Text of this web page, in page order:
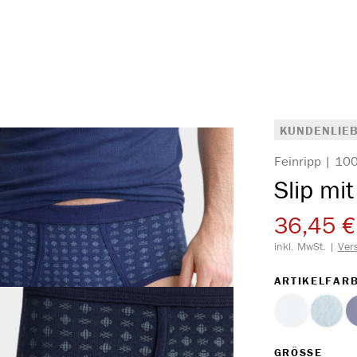
Feinripp |
Slip
36,45 €
inkl. MwSt. |
weiss
GRÖSSE